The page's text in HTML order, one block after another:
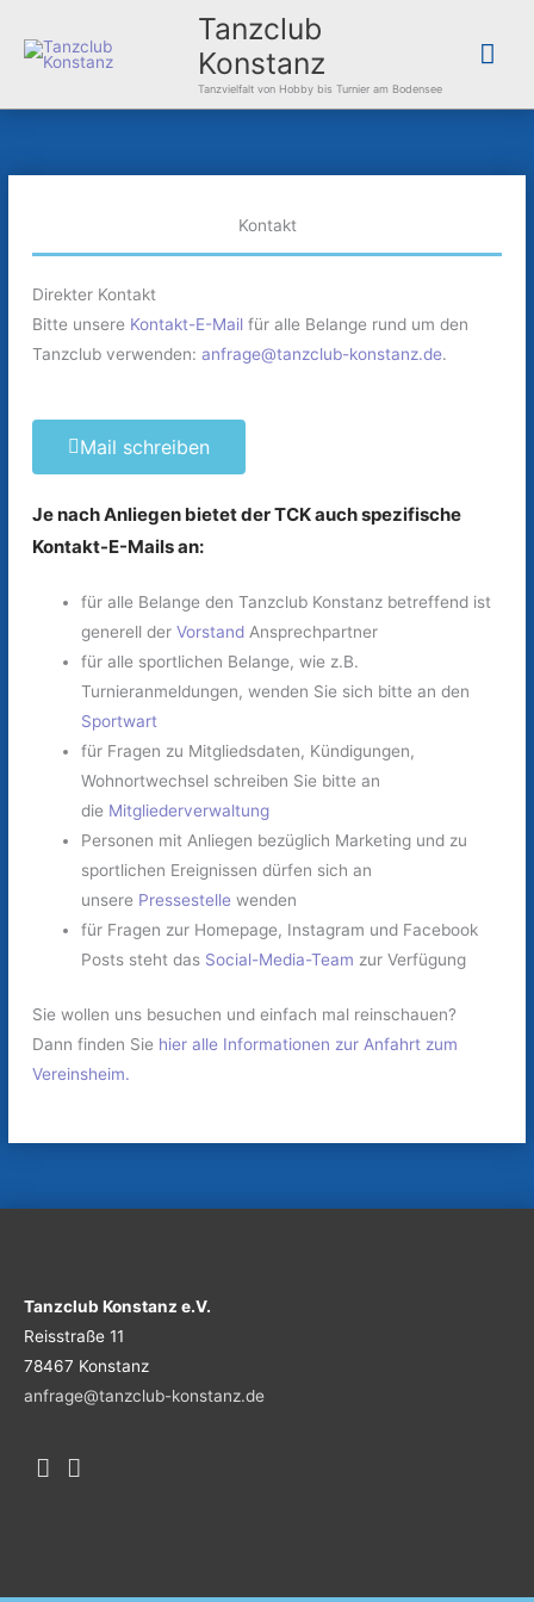
Inhalt
springen
Tanzclub
Konstanz
Tanzvielfalt von Hobby bis Turnier am Bodensee
Kontakt
Direkter Kontakt
Bitte unsere Kontakt-E-Mail für alle Belange rund um den
Tanzclub verwenden:anfrage@tanzclub-konstanz.de.
Mail schreiben
Je nach Anliegen bietet der TCK auch spezifische
Kontakt-E-Mails an:
für alle Belange den Tanzclub Konstanz betreffend ist
generell derVorstand Ansprechpartner
für alle sportlichen Belange, wie z.B.
Turnieranmeldungen, wenden Sie sich bitte an den
Sportwart
für Fragen zu Mitgliedsdaten, Kündigungen,
Wohnortwechsel schreiben Sie bitte an
die Mitgliederverwaltung
Personen mit Anliegen bezüglich Marketing und zu
sportlichen Ereignissen dürfen sich an
unsere Pressestelle wenden
für Fragen zur Homepage, Instagram und Facebook
Posts steht das Social-Media-Team zur Verfügung
Sie wollen uns besuchen und einfach mal reinschauen?
Dann finden Sie hier alle Informationen zur Anfahrt zum
Vereinsheim.
Tanzclub Konstanz e.V.
Reisstraße 11
78467 Konstanz
anfrage@tanzclub-konstanz.de